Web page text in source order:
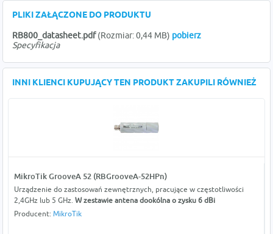
PLIKI ZAŁĄCZONE DO PRODUKTU
RB800_datasheet.pdf(Rozmiar: 0,44 MB) pobierz
Specyfikacja
INNI KLIENCI KUPUJĄCY TEN PRODUKT ZAKUPILI RÓWNIEŻ
MikroTik GrooveA 52 (RBGrooveA-52HPn)
Urządzenie do zastosowań zewnętrznych, pracujące w częstotliwości
2,4GHz lub 5 GHz. W zestawie antena dookólna o zysku 6 dBi
Producent: MikroTik